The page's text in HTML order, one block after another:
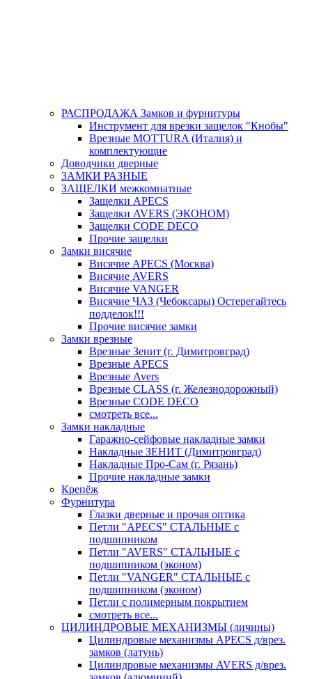
РАСПРОДАЖА Замков и фурнитуры
Инструмент для врезки защелок "Кнобы"
Врезные MOTTURA (Италия) и
комплектующие
Доводчики дверные
ЗАМКИ РАЗНЫЕ
ЗАЩЕЛКИ межкомнатные
Защелки APECS
Защелки AVERS (ЭКОНОМ)
Защелки CODE DECO
Прочие защелки
Замки висячие
Висячие APECS (Москва)
Висячие AVERS
Висячие VANGER
Висячие ЧАЗ (Чебоксары) Остерегайтесь
подделок!!!
Прочие висячие замки
Замки врезные
Врезные Зенит (г. Димитровград)
Врезные APECS
Врезные Avers
Врезные CLASS (г. Железнодорожный)
Врезные CODE DECO
смотреть все...
Замки накладные
Гаражно-сейфовые накладные замки
Накладные ЗЕНИТ (Димитровград)
Накладные Про-Сам (г. Рязань)
Прочие накладные замки
Крепёж
Фурнитура
Глазки дверные и прочая оптика
Петли "APECS" СТАЛЬНЫЕ с
подшипником
Петли "AVERS" СТАЛЬНЫЕ с
подшипником (эконом)
Петли "VANGER" СТАЛЬНЫЕ с
подшипником (эконом)
Петли с полимерным покрытием
смотреть все...
ЦИЛИНДРОВЫЕ МЕХАНИЗМЫ (личины)
Цилиндровые механизмы APECS д/врез.
замков (латунь)
Цилиндровые механизмы AVERS д/врез.